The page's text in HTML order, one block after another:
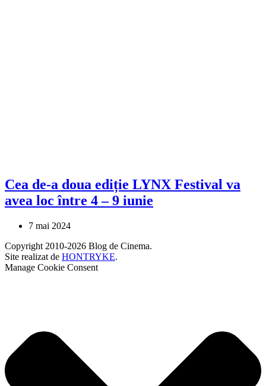
Cea de-a doua ediție LYNX Festival va
avea loc între 4 – 9 iunie
7 mai 2024
Copyright 2010-2026 Blog de Cinema.
Site realizat de HONTRYKE.
Manage Cookie Consent